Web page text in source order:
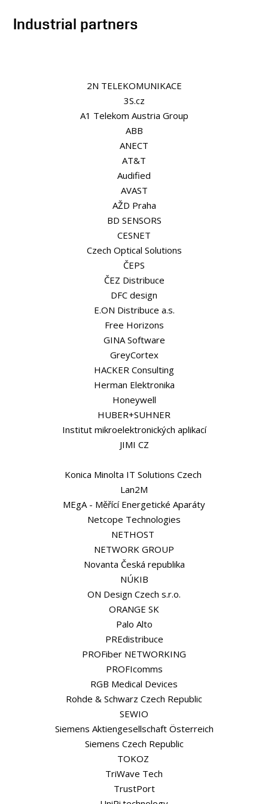
LABORATORIES
Industrial partners
2N TELEKOMUNIKACE
3S.cz
A1 Telekom Austria Group
ABB
ANECT
AT&T
Audified
AVAST
AŽD Praha
BD SENSORS
CESNET
Czech Optical Solutions
ČEPS
ČEZ Distribuce
DFC design
E.ON Distribuce a.s.
Free Horizons
GINA Software
GreyCortex
HACKER Consulting
Herman Elektronika
Honeywell
HUBER+SUHNER
Institut mikroelektronických aplikací
JIMI CZ
Konica Minolta IT Solutions Czech
Lan2M
MEgA - Měřící Energetické Aparáty
Netcope Technologies
NETHOST
NETWORK GROUP
Novanta Česká republika
NÚKIB
ON Design Czech s.r.o.
ORANGE SK
Palo Alto
PREdistribuce
PROFiber NETWORKING
PROFIcomms
RGB Medical Devices
Rohde & Schwarz Czech Republic
SEWIO
Siemens Aktiengesellschaft Österreich
Siemens Czech Republic
TOKOZ
TriWave Tech
TrustPort